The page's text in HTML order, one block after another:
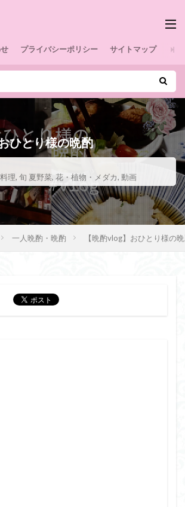
プライバシーポリシー サイトマップ
ひとり様の晩酌
料理, 旬 夏野菜, 花・植物・メダカ, 動画
一人晩酌・晩酌 【晩酌vlog】おひとり様の